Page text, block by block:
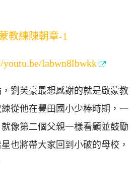
youtu.be/labwn8lbwkk
劉芙豪最想感謝的就是啟蒙教
從他在豐田國小少棒時期，一
像第二個父親一樣看顧並鼓勵
也將帶大家回到小破的母校，